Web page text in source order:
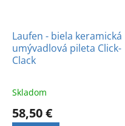
Laufen - biela keramická
umývadlová pileta Click-
Clack
Skladom
58,50 €